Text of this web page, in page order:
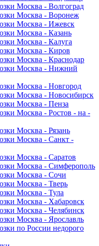
Москва - Волгоград
Москва - Воронеж
Москва - Ижевск
Москва - Казань
Москва - Калуга
Москва - Киров
Москва - Краснодар
Москва - Нижний
Москва - Новгород
Москва - Новосибирск
Москва - Пенза
Москва - Ростов - на -
Москва - Рязань
Москва - Санкт -
Москва - Саратов
Москва - Симферополь
Москва - Сочи
Москва - Тверь
Москва - Тула
Москва - Хабаровск
Москва - Челябинск
Москва - Ярославль
по России недорого